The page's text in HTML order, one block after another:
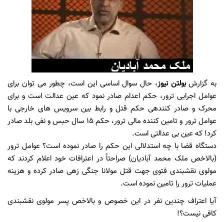
به گزارشبولتن نیوز، حال سوال اساسی این است، چطور می توان برای
عوامل اجرایی ترور، حکم اعدام صادر نمود که عین عدالت است و برای
محرک و صادر کننده­ی حکم قتل و رابط بین سرویس های خارجی با
عوامل ترور و تامین کننده مالی ترور، حکم 15 سال حبس و نفی بلد صادر
کرد! که عین بی عدالتی است.
دستگاه قضا با چه استدلالی این حکم را صادر نموده است؟ عوامل ترور
(بالاخص ملک محمد آبادیان) صراحتاً در اعترافات خود اعلام کردند که
مولوی نقشبندی فتوی جهت قتل مولانا جنگی زهی صادر کرده و هزینه
عملیات ترور را تامین نموده است.
آیا اعتراف چندین نفر در این خصوص و بالاخص پسر مولوی نقشبندی
کافی نیست؟!